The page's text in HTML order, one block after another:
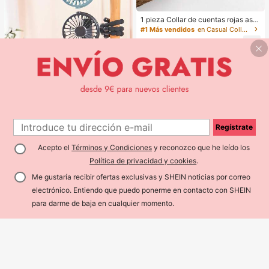
esquinas a prueba de golpes, comp
atible con, regalo de primavera, cu
mpleaños, profesional, vuelta al col
egio
1 pieza Ventilador de mano recarga
ble con forma de pulpo, adecuado p
ara el hogar, el transporte, el exterio
r, el ciclismo, adultos & niños, portát
il multifunción con trípode, capacid
ad de batería: 500mAh (el trípode e
s frágil, por favor no lo retuerza exc
#1 Más vendidos en Niños Accesorios para cochecitos de bebé
1 pieza Collar de cuentas rojas asi
métrico elegante y vintage de estilo
#1 Más vendidos en Casual Collares de cuentas para mujer
1
Regístrate
Acepto elTérminos y Condiciones y reconozco que he leído los
Política de privacidad y cookies.
Me gustaría recibir ofertas exclusivas y SHEIN noticias por correo
electrónico. Entiendo que puedo ponerme en contacto con SHEIN
para darme de baja en cualquier momento.